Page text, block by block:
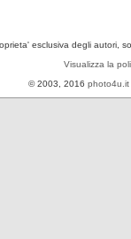
esclusiva degli autori,
Visualizza la
© 2003, 2016 photo4u.it